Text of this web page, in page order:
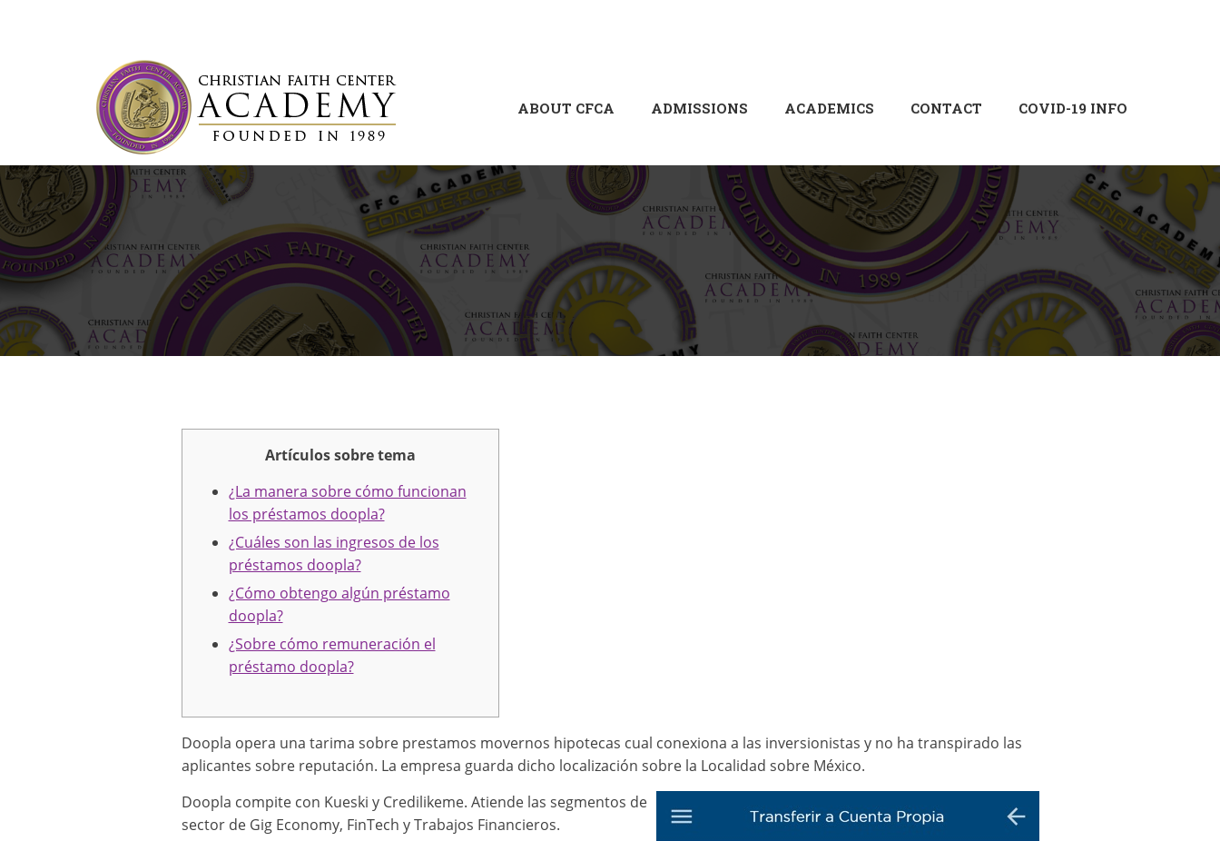
ABOUT CFCA ADMISSIONS ACADEMICS CONTACT COVID-19 INFO
Artículos sobre tema
¿La manera sobre cómo funcionan
los préstamos doopla?
¿Cuáles son las ingresos de los
préstamos doopla?
¿Cómo obtengo algún préstamo
doopla?
¿Sobre cómo remuneración el
préstamo doopla?
Doopla opera una tarima sobre prestamos movernos hipotecas cual conexiona a las inversionistas y no ha transpirado las
aplicantes sobre reputación. La empresa guarda dicho localización sobre la Localidad sobre México.
Doopla compite con Kueski y Credilikeme. Atiende las segmentos de
sector de Gig Economy, FinTech y Trabajos Financieros.